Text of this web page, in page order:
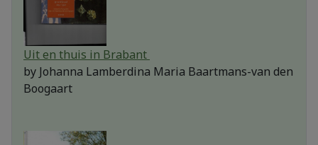
Uit en thuis in Brabant
by Johanna Lamberdina Maria Baartmans-van den
Boogaart